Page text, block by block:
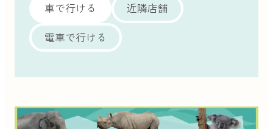
車で行ける
近隣店舗
電車で行ける